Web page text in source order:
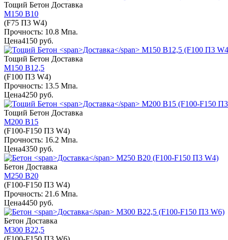
Тощий Бетон Доставка
М150 В10
(F75 П3 W4)
Прочность: 10.8 Мпа.
Цена4150 руб.
Тощий Бетон Доставка
М150 В12,5
(F100 П3 W4)
Прочность: 13.5 Мпа.
Цена4250 руб.
Тощий Бетон Доставка
М200 В15
(F100-F150 П3 W4)
Прочность: 16.2 Мпа.
Цена4350 руб.
Бетон Доставка
М250 В20
(F100-F150 П3 W4)
Прочность: 21.6 Мпа.
Цена4450 руб.
Бетон Доставка
М300 В22,5